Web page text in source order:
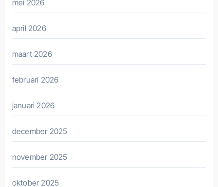
mei 2026
april 2026
maart 2026
februari 2026
januari 2026
december 2025
november 2025
oktober 2025